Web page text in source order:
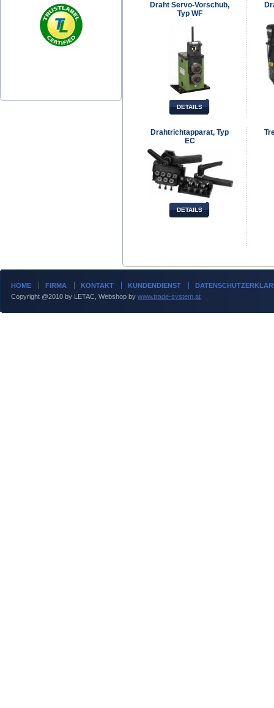
Draht Servo-Vorschub,
Typ WF
DETAILS
Drahtrichtapparat, Typ
EC
DETAILS
HOME FIRMA KONTAKT KUNDENDIENST
Copyright @2010 by LETAC, Webshop bywww.trade-system.at